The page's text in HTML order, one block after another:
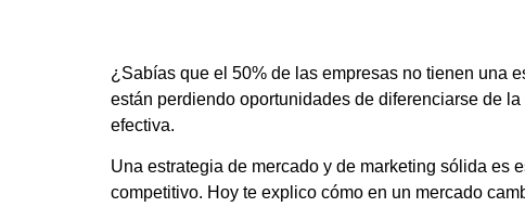
¿Sabías que el 50% de las empresas no tienen una
están perdiendo oportunidades de diferenciarse de
efectiva.
Una estrategia de mercado y de marketing sólida es
competitivo. Hoy te explico cómo en un mercado